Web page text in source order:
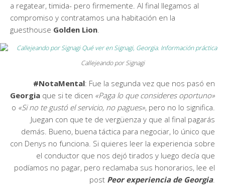
a regatear, timida- pero firmemente. Al final llegamos al
compromiso y contratamos una habitación en la
guesthouse Golden Lion.
Callejeando por Signagi
#NotaMental: Fue la segunda vez que nos pasó en
Georgia que si te dicen «Paga lo que consideres oportuno»
o «Si no te gustó el servicio, no pagues», pero no lo significa.
Juegan con que te de vergüenza y que al final pagarás
demás. Bueno, buena táctica para negociar, lo único que
con Denys no funciona. Si quieres leer la experiencia sobre
el conductor que nos dejó tirados y luego decía que
podíamos no pagar, pero reclamaba sus honorarios, lee el
post Peor experiencia de Georgia.